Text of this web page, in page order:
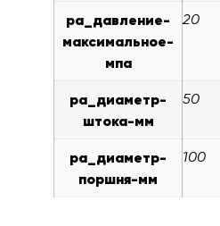
pa_давление-
максимальное-
мпа
20
pa_диаметр-
штока-мм
50
pa_диаметр-
поршня-мм
100